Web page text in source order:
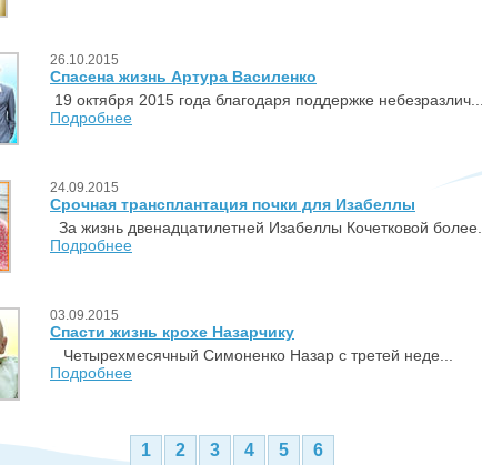
26.10.2015
Спасена жизнь Артура Василенко
19 октября 2015 года благодаря поддержке
Подробнее
24.09.2015
Срочная трансплантация почки для Изабеллы
За жизнь двенадцатилетней Изабеллы Кочетковой
Подробнее
03.09.2015
Спасти жизнь крохе Назарчику
Четырехмесячный Симоненко Назар с третей неде...
Подробнее
1 2 3 4 5 6